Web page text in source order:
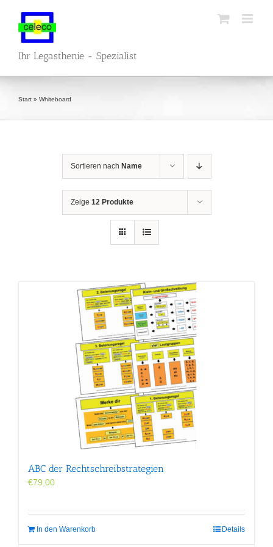
springen
Ihr Legasthenie - Spezialist
Start » Whiteboard
Sortieren nach Name
Zeige 12 Produkte
ABC der Rechtschreibstrategien
€79,00
In den Warenkorb Details